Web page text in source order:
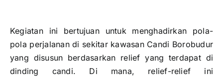
Kegiatan ini bertujuan untuk menghadirkan pola-
pola perjalanan di sekitar kawasan Candi Borobudur
yang disusun berdasarkan relief yang terdapat di
dinding candi. Di mana, relief-relief ini